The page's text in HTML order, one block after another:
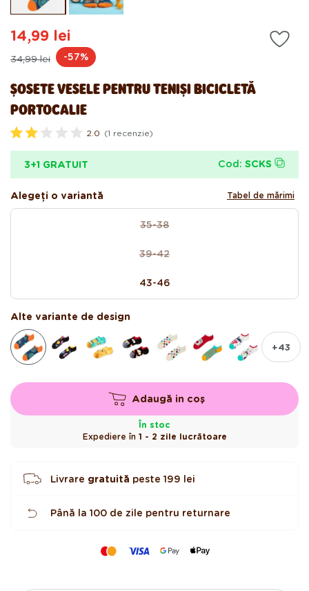
ȘOSETE VESELE PENTRU TENIȘI BICICLETĂ
PORTOCALIE
v
a
t
c
s
e
e
2.0 (1 recenzie)
Preț
obișnuit
34,99 lei
Preț
vânzare
14,99 lei
-57%
3+1 GRATUIT Cod: SCKS
Alegeți o variantă
Tabel de mărimi
35-38
Variantă
sau
39-42
Variantă
sau
indisponibilă
43-46
Alte variante de design
+43
Adaugă in coş
În stoc
Expediere în 1 - 2 zile lucrătoare
Livrare gratuită peste 199 lei
Până la 100 de zile pentru returnare